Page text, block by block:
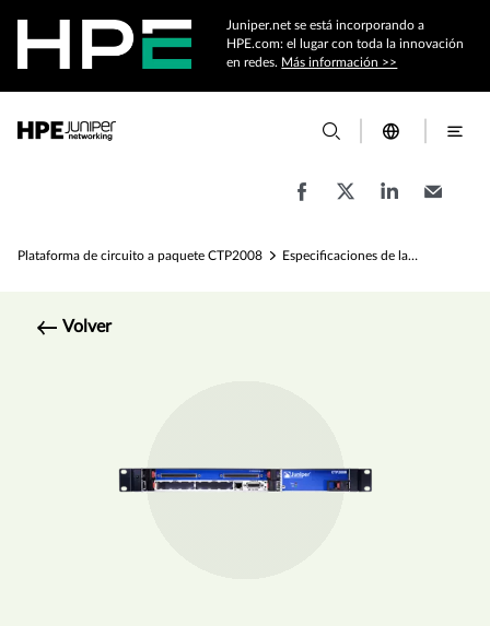
Juniper.net se está incorporando a
HPE.com: el lugar con toda la innovación
en redes. Más información >>
Plataforma de circuito a paquete CTP2008 Especificaciones de la plataforma de circuito a paquete CTP2008
Volver